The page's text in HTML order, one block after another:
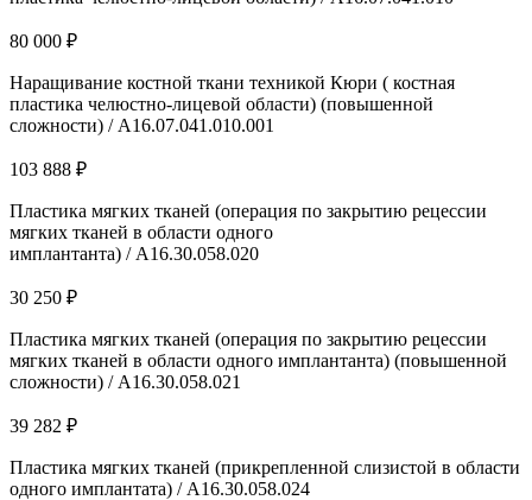
80 000 ₽
Наращивание костной ткани техникой Кюри ( костная
пластика челюстно-лицевой области) (повышенной
сложности) / A16.07.041.010.001
103 888 ₽
Пластика мягких тканей (операция по закрытию рецессии
мягких тканей в области одного
имплантанта) / A16.30.058.020
30 250 ₽
Пластика мягких тканей (операция по закрытию рецессии
мягких тканей в области одного имплантанта) (повышенной
сложности) / A16.30.058.021
39 282 ₽
Пластика мягких тканей (прикрепленной слизистой в области
одного имплантата) / A16.30.058.024